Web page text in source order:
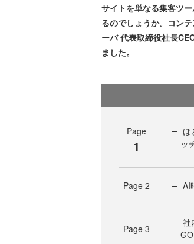
サイトを単なる集客ツ
るのでしょうか。コン
ーバ 代表取締役社長
ました。
Page
1
ほ
ッ
Page 2 AI
Page 3
社
GO